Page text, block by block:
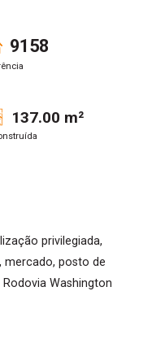
9158
137.00 m²
privilegiada,
mercado, posto de
Washington